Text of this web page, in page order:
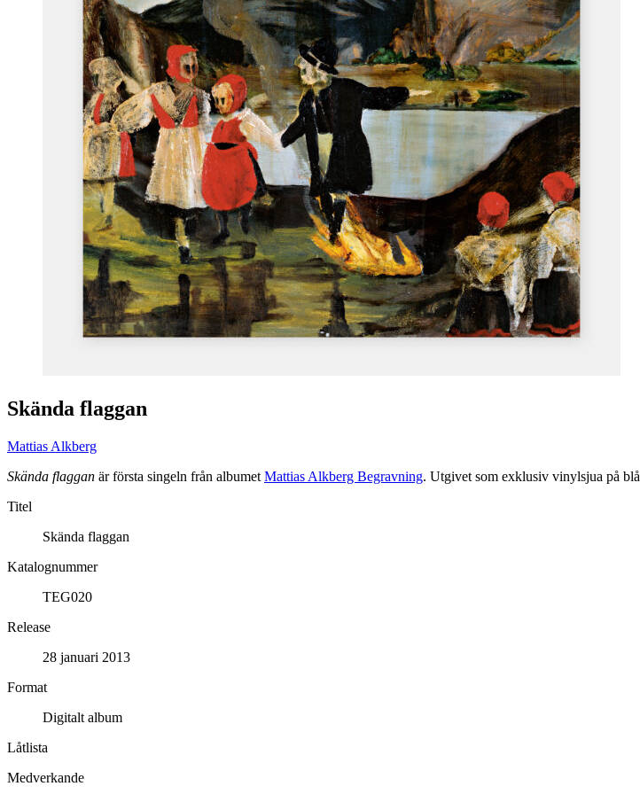
Skända flaggan
Mattias Alkberg
Skända flaggan är första singeln från albumet Mattias Alkberg Begravning. Utgivet som exklusiv vinylsjua på
Titel
Skända flaggan
Katalognummer
TEG020
Release
28 januari 2013
Format
Digitalt album
Låtlista
Medverkande